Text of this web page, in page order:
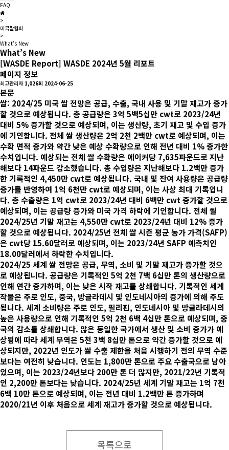
FAQ
>
미국쌀협회
>
What’s New
What’s New
[WASDE Report] WASDE 2024년 5월 리포트
페이지 정보
최고관리자 1,026회 2024-06-25
본문
쌀: 2024/25 미국 쌀 전망은 공급, 수출, 국내 사용 및 기말 재고가 증가
할 것으로 예상됩니다. 총 공급량은 3억 5백5십만 cwt로 2023/24년
대비 5% 증가할 것으로 예상되며, 이는 생산량, 초기 재고 및 수입 증가
에 기인합니다. 전체 쌀 생산량은 2억 2천 2백만 cwt로 예상되며, 이는
수확 면적 증가와 약간 낮은 예상 수확량으로 인해 전년 대비 1% 증가한
수치입니다. 예상되는 전체 쌀 수확량은 에이커당 7,635파운드로 지난
해보다 14파운드 감소했습니다. 총 수입량은 지난해보다 1.2백만 증가
한 기록적인 4,450만 cwt로 예상됩니다. 국내 및 잔여 사용량은 공급량
증가를 반영하여 1억 6천만 cwt로 예상되며, 이는 사상 최대 기록입니
다. 총 수출량은 1억 cwt로 2023/24년 대비 6백만 cwt 증가할 것으로
예상되며, 이는 공급량 증가와 미국 가격 하락에 기인합니다. 전체 쌀
2024/25년 기말 재고는 4,550만 cwt로 2023/24년 대비 12% 증가
할 것으로 예상됩니다. 2024/25년 전체 쌀 시즌 평균 농가 가격(SAFP)
은 cwt당 15.60달러로 예상되며, 이는 2023/24년 SAFP 예측치인
18.00달러에서 하락한 수치입니다.
2024/25 세계 쌀 전망은 공급, 무역, 소비 및 기말 재고가 증가할 것으
로 예상됩니다. 공급량은 기록적인 5억 2천 7백 6십만 톤의 생산량으로
인해 연간 증가하며, 이는 낮은 시작 재고를 상쇄합니다. 기록적인 세계
작물은 주로 인도, 중국, 방글라데시 및 인도네시아의 증가에 의해 주도
됩니다. 세계 소비량은 주로 인도, 필리핀, 인도네시아 및 방글라데시의
높은 사용량으로 인해 기록적인 5억 2천 6백 4십만 톤으로 예상되며, 중
국의 감소를 상쇄합니다. 많은 동일한 국가에서 생산 및 소비 증가가 예
상됨에 따라 세계 무역은 5천 3백 8십만 톤으로 약간 증가할 것으로 예
상되지만, 2022년 인도가 쌀 수출 제한을 처음 시행하기 전의 무역 수준
보다는 여전히 낮습니다. 인도는 1,800만 톤으로 주요 수출국으로 남아
있으며, 이는 2023/24년보다 200만 톤 더 많지만, 2021/22년 기록적
인 2,200만 톤보다는 낮습니다. 2024/25년 세계 기말 재고는 1억 7천
6백 10만 톤으로 예상되며, 이는 전년 대비 1.2백만 톤 증가하며
2020/21년 이후 처음으로 세계 재고가 증가할 것으로 예상됩니다.
목록으로